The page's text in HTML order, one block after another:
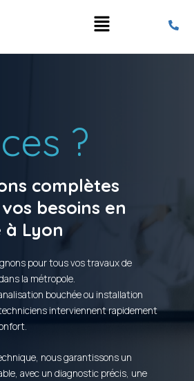
Main
Menu
?
complètes
besoins en
à Lyon
pour tous vos travaux de
la métropole.
bouchée ou installation
interviennent rapidement
nous garantissons un
avec un diagnostic précis, une